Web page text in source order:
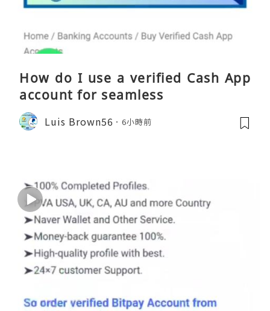
How do I use a verified Cash App
account for seamless
Luis Brown56 6小時前